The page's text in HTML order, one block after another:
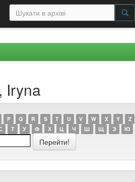
Iryna
P Q R S T U V W X Y
Z
Т У Ф Х Ц Ч Ш Щ Э Ю